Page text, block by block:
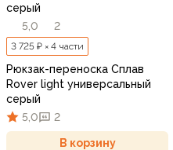
серый
5,0
2
3 725 ₽ × 4 части
Рюкзак-переноска Сплав
Rover light универсальный
серый
5,0
2
В корзину